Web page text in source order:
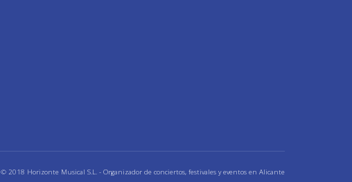
© 2018 Horizonte Musical S.L. - Organizador de conciertos, festivales y eventos en Alicante